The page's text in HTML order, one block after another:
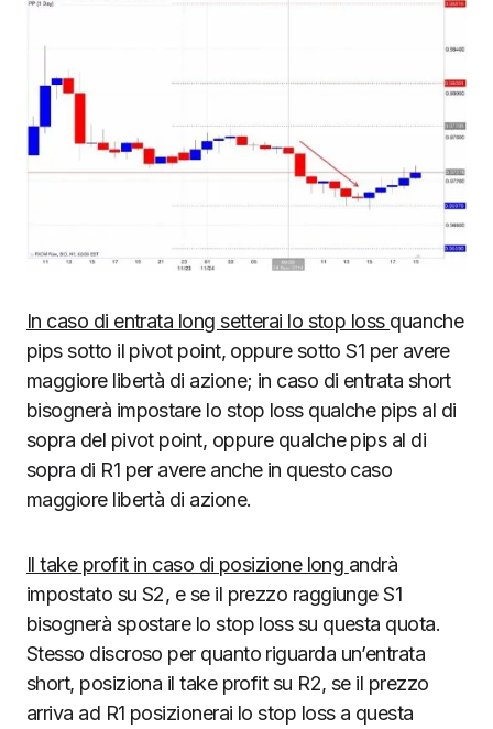
In caso di entrata long setterai lo stop loss quanche
pips sotto il pivot point, oppure sotto S1 per avere
maggiore libertà di azione; in caso di entrata short
bisognerà impostare lo stop loss qualche pips al di
sopra del pivot point, oppure qualche pips al di
sopra di R1 per avere anche in questo caso
maggiore libertà di azione.
Il take profit in caso di posizione long andrà
impostato su S2, e se il prezzo raggiunge S1
bisognerà spostare lo stop loss su questa quota.
Stesso discroso per quanto riguarda un’entrata
short, posiziona il take profit su R2, se il prezzo
arriva ad R1 posizionerai lo stop loss a questa